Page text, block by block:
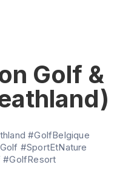
Golf &
#GolfBelgique
#SportEtNature